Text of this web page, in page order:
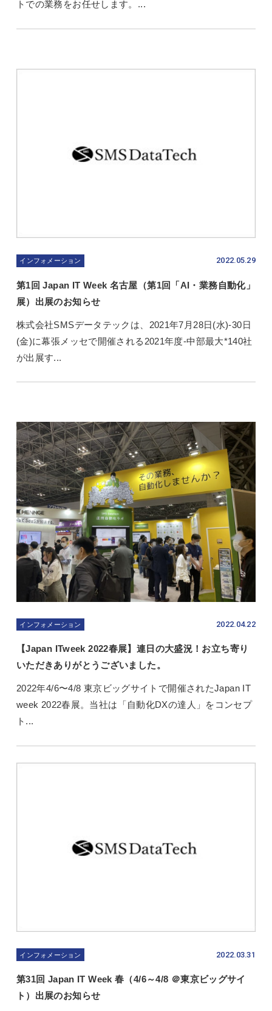
トでの業務をお任せします。...
インフォメーション 2022.05.29
第1回 Japan IT Week 名古屋（第1回「AI・業務自動化」
展）出展のお知らせ
株式会社SMSデータテックは、2021年7月28日(水)-30日
(金)に幕張メッセで開催される2021年度-中部最大*140社
が出展す...
インフォメーション 2022.04.22
【Japan ITweek 2022春展】連日の大盛況！お立ち寄り
いただきありがとうございました。
2022年4/6〜4/8 東京ビッグサイトで開催されたJapan IT
week 2022春展。当社は「自動化DXの達人」をコンセプ
ト...
インフォメーション 2022.03.31
第31回 Japan IT Week 春（4/6～4/8 ＠東京ビッグサイ
ト）出展のお知らせ